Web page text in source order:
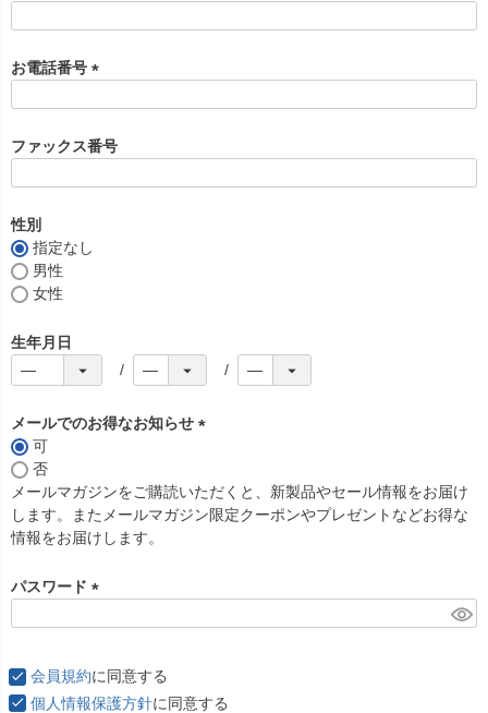
お電話番号
須
)
ファックス番号
性別
指定なし
男性
女性
生年月日
メールでのお得なお知らせ
須
)
可
否
メールマガジンをご購読いただくと、新製品やセール情報をお届け
します。またメールマガジン限定クーポンやプレゼントなどお得な
情報をお届けします。
パスワード
)
会員規約に同意する
個人情報保護方針に同意する